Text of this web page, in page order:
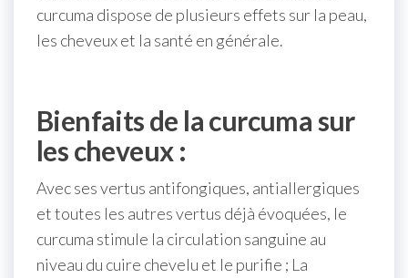
curcuma dispose de plusieurs effets sur la peau,
les cheveux et la santé en générale.
Bienfaits de la curcuma sur
les cheveux :
Avec ses vertus antifongiques, antiallergiques
et toutes les autres vertus déjà évoquées, le
curcuma stimule la circulation sanguine au
niveau du cuire chevelu et le purifie ; La